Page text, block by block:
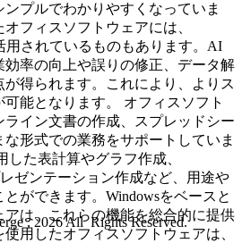
プルでわかりやすくなっていま
フィスソフトウェアには、
用されているものもあります。AI
効率の向上や誤りの修正、データ解
得られます。これにより、よりス
能となります。 オフィスソフト
イン文書の作成、スプレッドシー
な形式での業務をサポートしていま
した表計算やグラフ作成、
ゼンテーション作成など、用途や
ができます。Windowsをベースと
は、これらの機能を総合的に提供
使用したオフィスソフトウェアは、
, 2026 All Rights Reserved.